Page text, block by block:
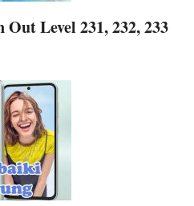
Level 231, 232, 233